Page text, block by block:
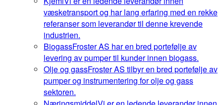
væsketransport og har lang erfaring med en rekke
referanser som leverandør til denne krevende
industrien.
BiogassFroster AS har en bred portefølje av
levering av pumper til kunder innen biogass.
Olje og gassFroster AS tilbyr en bred portefølje av
pumper og instrumentering for olje og gass
sektoren.